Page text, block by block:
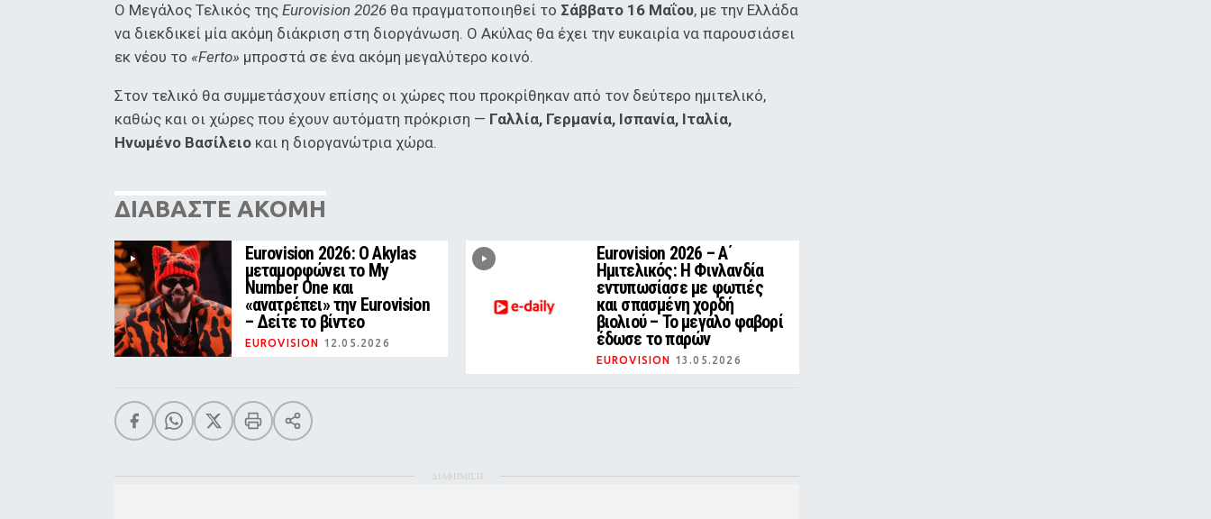
Ο Μεγάλος Τελικός της Eurovision 2026 θα πραγματοποιηθεί το Σάββατο 16 Μαΐου, με την Ελλάδα
να διεκδικεί μία ακόμη διάκριση στη διοργάνωση. Ο Ακύλας θα έχει την ευκαιρία να παρουσιάσει
εκ νέου το «Ferto» μπροστά σε ένα ακόμη μεγαλύτερο κοινό.
Στον τελικό θα συμμετάσχουν επίσης οι χώρες που προκρίθηκαν από τον δεύτερο ημιτελικό,
καθώς και οι χώρες που έχουν αυτόματη πρόκριση — Γαλλία, Γερμανία, Ισπανία, Ιταλία,
Ηνωμένο Βασίλειο και η διοργανώτρια χώρα.
ΔΙΑΒΑΣΤΕ ΑΚΟΜΗ
Eurovision 2026: Ο Akylas
μεταμορφώνει το My
Number One και
«ανατρέπει» την Eurovision
– Δείτε το βίντεο
EUROVISION 12.05.2026
Eurovision 2026 – Α΄
Ημιτελικός: Η Φινλανδία
εντυπωσίασε με φωτιές
και σπασμένη χορδή
βιολιού – Το μεγάλο φαβορί
έδωσε το παρών
EUROVISION 13.05.2026
ΔΙΑΦΗΜΙΣΗ